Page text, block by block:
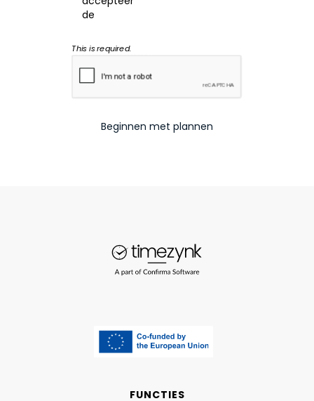
de
This is required.
FUNCTIES